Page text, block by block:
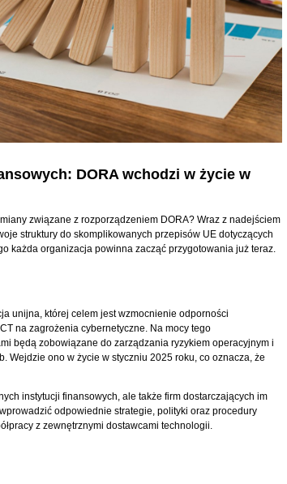
DORA wchodzi w życie w
związane z rozporządzeniem DORA? Wraz z nadejściem
struktury do skomplikowanych przepisów UE dotyczących
każda organizacja powinna zacząć przygotowania już teraz.
unijna, której celem jest wzmocnienie odporności
na zagrożenia cybernetyczne. Na mocy tego
będą zobowiązane do zarządzania ryzykiem operacyjnym i
Wejdzie ono w życie w styczniu 2025 roku, co oznacza, że
instytucji finansowych, ale także firm dostarczających im
odpowiednie strategie, polityki oraz procedury
z zewnętrznymi dostawcami technologii.